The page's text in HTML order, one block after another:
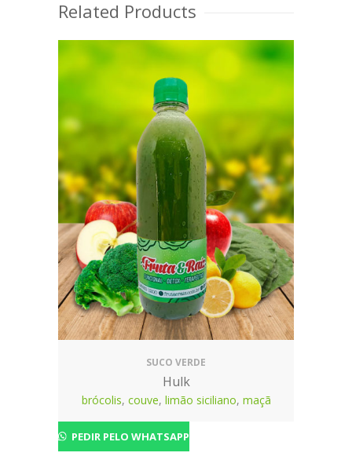
Related Products
SUCO VERDE
Hulk
brócolis, couve, limão siciliano, maçã
PEDIR PELO WHATSAPP